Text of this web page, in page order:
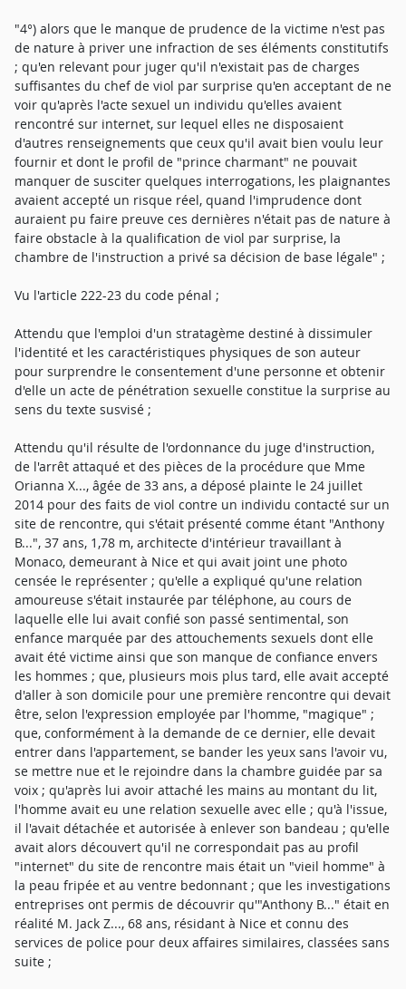
"4°) alors que le manque de prudence de la victime n'est pas
de nature à priver une infraction de ses éléments constitutifs
; qu'en relevant pour juger qu'il n'existait pas de charges
suffisantes du chef de viol par surprise qu'en acceptant de ne
voir qu'après l'acte sexuel un individu qu'elles avaient
rencontré sur internet, sur lequel elles ne disposaient
d'autres renseignements que ceux qu'il avait bien voulu leur
fournir et dont le profil de "prince charmant" ne pouvait
manquer de susciter quelques interrogations, les plaignantes
avaient accepté un risque réel, quand l'imprudence dont
auraient pu faire preuve ces dernières n'était pas de nature à
faire obstacle à la qualification de viol par surprise, la
chambre de l'instruction a privé sa décision de base légale" ;
Vu l'article 222-23 du code pénal ;
Attendu que l'emploi d'un stratagème destiné à dissimuler
l'identité et les caractéristiques physiques de son auteur
pour surprendre le consentement d'une personne et obtenir
d'elle un acte de pénétration sexuelle constitue la surprise au
sens du texte susvisé ;
Attendu qu'il résulte de l'ordonnance du juge d'instruction,
de l'arrêt attaqué et des pièces de la procédure que Mme
Orianna X..., âgée de 33 ans, a déposé plainte le 24 juillet
2014 pour des faits de viol contre un individu contacté sur un
site de rencontre, qui s'était présenté comme étant "Anthony
B...", 37 ans, 1,78 m, architecte d'intérieur travaillant à
Monaco, demeurant à Nice et qui avait joint une photo
censée le représenter ; qu'elle a expliqué qu'une relation
amoureuse s'était instaurée par téléphone, au cours de
laquelle elle lui avait confié son passé sentimental, son
enfance marquée par des attouchements sexuels dont elle
avait été victime ainsi que son manque de confiance envers
les hommes ; que, plusieurs mois plus tard, elle avait accepté
d'aller à son domicile pour une première rencontre qui devait
être, selon l'expression employée par l'homme, "magique" ;
que, conformément à la demande de ce dernier, elle devait
entrer dans l'appartement, se bander les yeux sans l'avoir vu,
se mettre nue et le rejoindre dans la chambre guidée par sa
voix ; qu'après lui avoir attaché les mains au montant du lit,
l'homme avait eu une relation sexuelle avec elle ; qu'à l'issue,
il l'avait détachée et autorisée à enlever son bandeau ; qu'elle
avait alors découvert qu'il ne correspondait pas au profil
"internet" du site de rencontre mais était un "vieil homme" à
la peau fripée et au ventre bedonnant ; que les investigations
entreprises ont permis de découvrir qu'"Anthony B..." était en
réalité M. Jack Z..., 68 ans, résidant à Nice et connu des
services de police pour deux affaires similaires, classées sans
suite ;